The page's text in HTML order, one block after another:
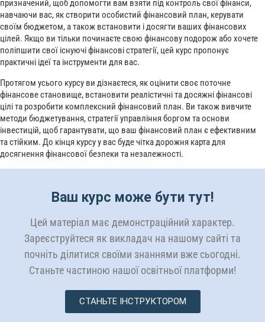
призначений, щоб допомогти вам взяти під контроль свої фінанси,
навчаючи вас, як створити особистий фінансовий план, керувати
своїм бюджетом, а також встановити і досягти ваших фінансових
цілей. Якщо ви тільки починаєте свою фінансову подорож або хочете
поліпшити свої існуючі фінансові стратегії, цей курс пропонує
практичні ідеї та інструменти для вас.
Протягом усього курсу ви дізнаєтеся, як оцінити своє поточне
фінансове становище, встановити реалістичні та досяжні фінансові
цілі та розробити комплексний фінансовий план. Ви також вивчите
методи бюджетування, стратегії управління боргом та основи
інвестицій, щоб гарантувати, що ваш фінансовий план є ефективним
та стійким. До кінця курсу у вас буде чітка дорожня карта для
досягнення фінансової безпеки та незалежності.
Ваш курс може бути тут!
Цей матеріал має демонстраційний характер.
Зареєструйтеся як викладач на нашому сайті та
почніть ділитися своїми знаннями вже сьогодні.
Станьте частиною нашої освітньої платформи!
СТАНЬТЕ ІНСТРУКТОРОМ